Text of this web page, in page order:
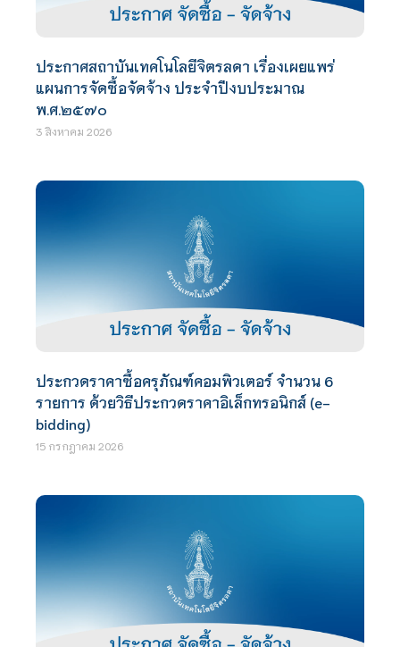
ประกาศสถาบันเทคโนโลยีจิตรลดา เรื่องเผยแพร่
แผนการจัดซื้อจัดจ้าง ประจำปีงบประมาณ
พ.ศ.๒๕๗๐
3 สิงหาคม 2026
ประกวดราคาซื้อครุภัณฑ์คอมพิวเตอร์ จำนวน 6
รายการ ด้วยวิธีประกวดราคาอิเล็กทรอนิกส์ (e-
bidding)
15 กรกฎาคม 2026